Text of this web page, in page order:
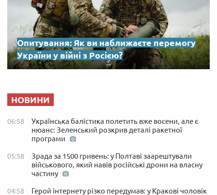
Опитування: Як ви наближаєте перемогу
України у війні з Росією?
НОВИНИ
06:58
Українська балістика полетить вже восени, але є
нюанс: Зеленський розкрив деталі ракетної
програми
05:58
Зрада за 1500 гривень: у Полтаві заарештували
військового, який навів російські дрони на власну
частину
04:58
Герой інтернету різко передумав: у Кракові чоловік